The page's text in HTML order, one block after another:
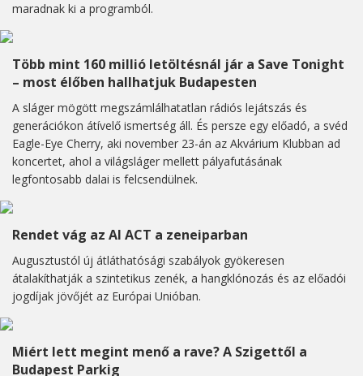
maradnak ki a programból.
Több mint 160 millió letöltésnál jár a Save Tonight
– most élőben hallhatjuk Budapesten
A sláger mögött megszámlálhatatlan rádiós lejátszás és
generációkon átívelő ismertség áll. És persze egy előadó, a svéd
Eagle-Eye Cherry, aki november 23-án az Akvárium Klubban ad
koncertet, ahol a világsláger mellett pályafutásának
legfontosabb dalai is felcsendülnek.
Rendet vág az AI ACT a zeneiparban
Augusztustól új átláthatósági szabályok gyökeresen
átalakíthatják a szintetikus zenék, a hangklónozás és az előadói
jogdíjak jövőjét az Európai Unióban.
Miért lett megint menő a rave? A Szigettől a
Budapest Parkig